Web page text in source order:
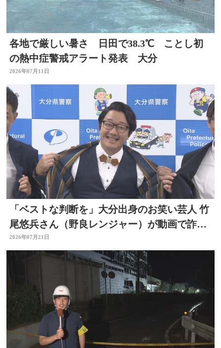
各地で厳しい暑さ 日田で38.3℃ ことし初
の熱中症警戒アラート発表 大分
2026年07月11日
「ベストな判断を」大分出身のお笑い芸人 竹
尾悠兵さん（野良レンジャー）が動画で詐欺
被害防止呼びかけ
2026年07月21日